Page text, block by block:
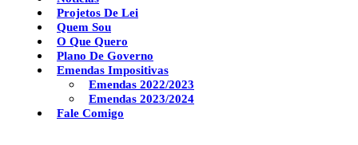
Projetos De Lei
Quem Sou
O Que Quero
Plano De Governo
Emendas Impositivas
Emendas 2022/2023
Emendas 2023/2024
Fale Comigo